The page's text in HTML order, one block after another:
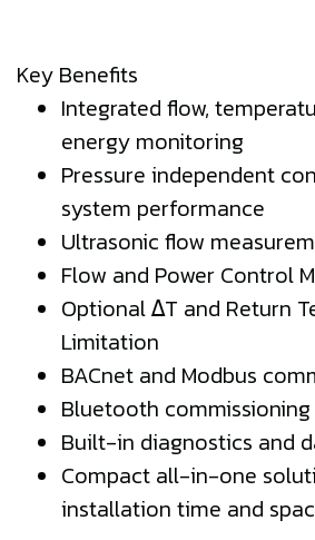
Key Benefits
Integrated flow,
energy monitoring
Pressure independent
system performance
Ultrasonic flow
Flow and Power Control
Optional ΔT and Return
Limitation
BACnet and Modbus
Bluetooth
Built-in diagnostics and
Compact all-in-one
installation time and